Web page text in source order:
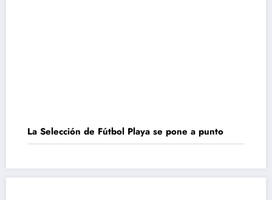
La Selección de Fútbol Playa se pone a punto